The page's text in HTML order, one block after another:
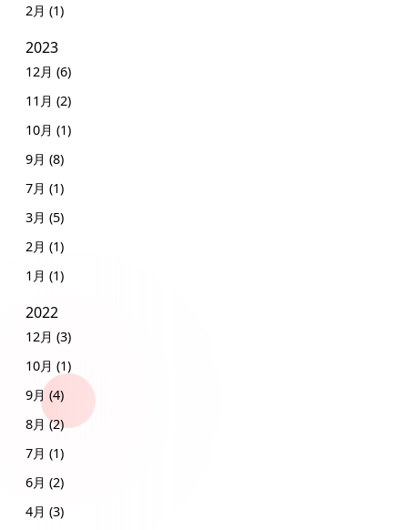
2月 (1)
2023
12月 (6)
11月 (2)
10月 (1)
9月 (8)
7月 (1)
3月 (5)
2月 (1)
1月 (1)
2022
12月 (3)
10月 (1)
9月 (4)
8月 (2)
7月 (1)
6月 (2)
4月 (3)